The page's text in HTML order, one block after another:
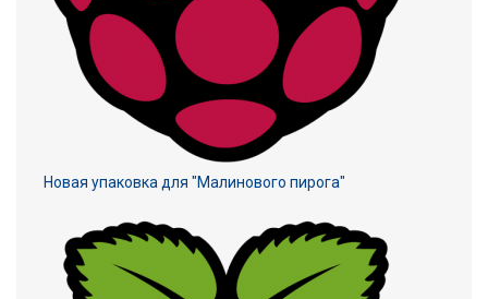
Новая упаковка для "Малинового пирога"